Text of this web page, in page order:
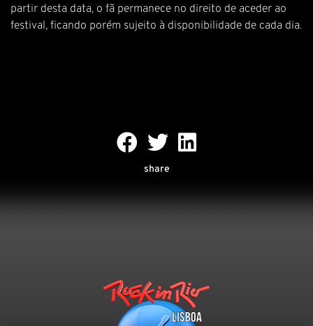
partir desta data, o fã permanece no direito de aceder ao
festival, ficando porém sujeito à disponibilidade de cada dia.
share